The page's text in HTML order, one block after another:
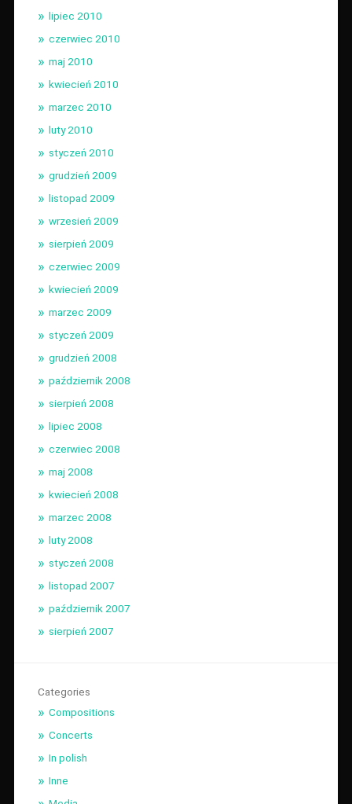
lipiec 2010
czerwiec 2010
maj 2010
kwiecień 2010
marzec 2010
luty 2010
styczeń 2010
grudzień 2009
listopad 2009
wrzesień 2009
sierpień 2009
czerwiec 2009
kwiecień 2009
marzec 2009
styczeń 2009
grudzień 2008
październik 2008
sierpień 2008
lipiec 2008
czerwiec 2008
maj 2008
kwiecień 2008
marzec 2008
luty 2008
styczeń 2008
listopad 2007
październik 2007
sierpień 2007
Categories
Compositions
Concerts
In polish
Inne